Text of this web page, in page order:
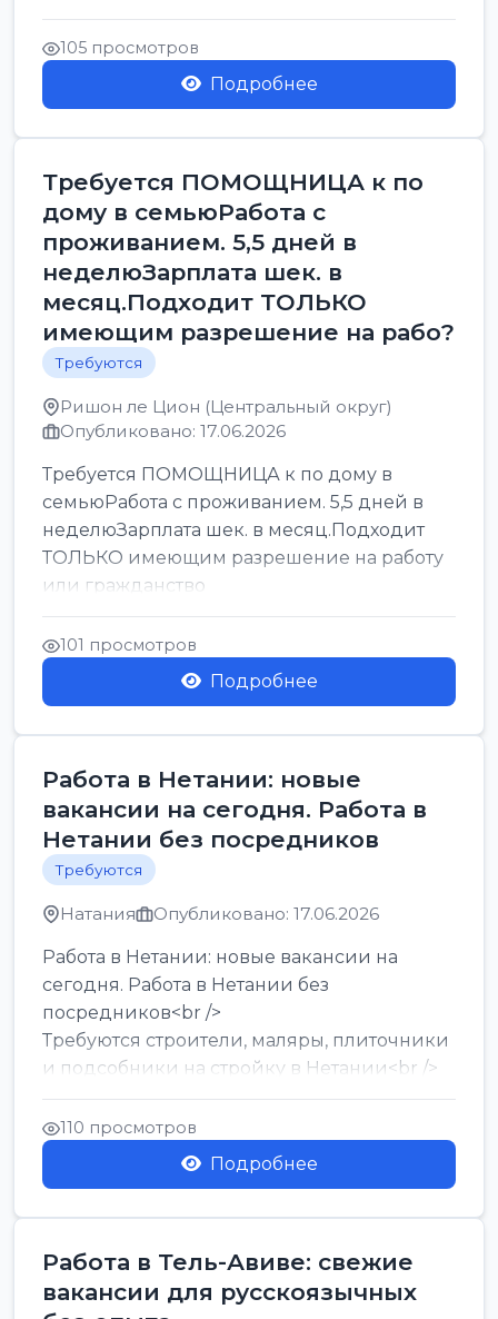
сортировка Воскре...
105 просмотров
Подробнее
Требуется ПОМОЩНИЦА к по
дому в семьюРабота с
проживанием. 5,5 дней в
неделюЗарплата шек. в
месяц.Подходит ТОЛЬКО
имеющим разрешение на рабо?
Требуются
Ришон ле Цион (Центральный округ)
Опубликовано: 17.06.2026
Требуется ПОМОЩНИЦА к по дому в
семьюРабота с проживанием. 5,5 дней в
неделюЗарплата шек. в месяц.Подходит
ТОЛЬКО имеющим разрешение на работу
или гражданство
101 просмотров
Подробнее
Работа в Нетании: новые
вакансии на сегодня. Работа в
Нетании без посредников
Требуются
Натания Опубликовано: 17.06.2026
Работа в Нетании: новые вакансии на
сегодня. Работа в Нетании без
посредников<br />
Требуются строители, маляры, плиточники
и подсобники на стройку в Нетании<br />
Срочно требуются горничные, уборщи...
110 просмотров
Подробнее
Работа в Тель-Авиве: свежие
вакансии для русскоязычных